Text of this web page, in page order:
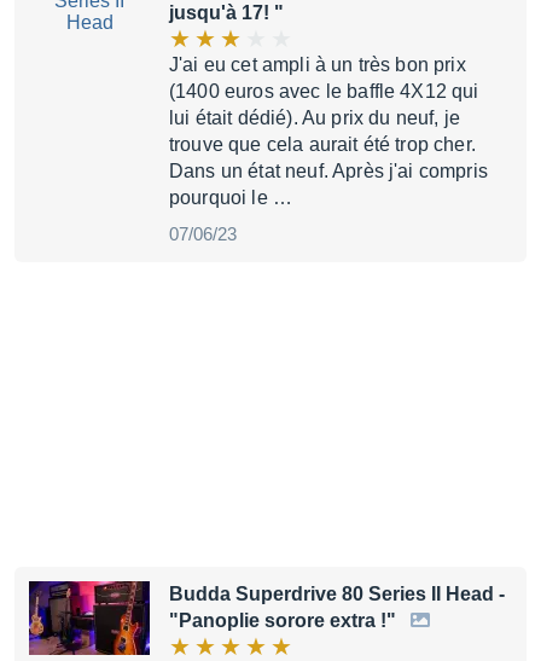
jusqu'à 17! "
J'ai eu cet ampli à un très bon prix
(1400 euros avec le baffle 4X12 qui
lui était dédié). Au prix du neuf, je
trouve que cela aurait été trop cher.
Dans un état neuf. Après j'ai compris
pourquoi le …
07/06/23
Budda Superdrive 80 Series II Head -
"Panoplie sorore extra !"